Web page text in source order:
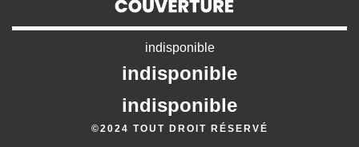
indisponible
indisponible
indisponible
©2024 TOUT DROIT RÉSERVÉ